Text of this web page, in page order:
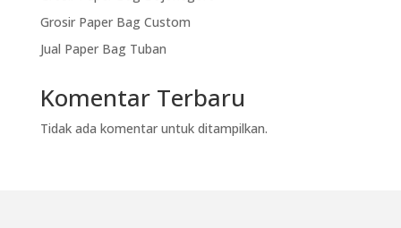
Grosir Paper Bag Custom
Jual Paper Bag Tuban
Komentar Terbaru
Tidak ada komentar untuk ditampilkan.